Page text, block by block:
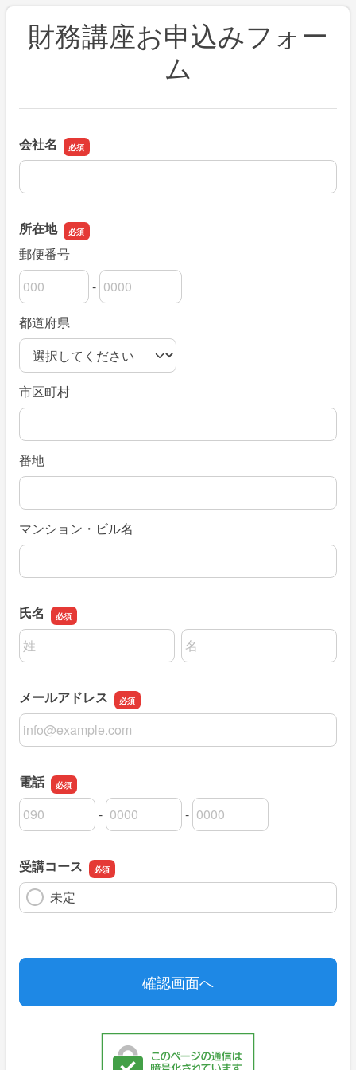
財務講座お申込みフォー
ム
会社名
会社名
所在地
郵便番号
郵便番号の上3桁
-
郵便番号の下4桁
都道府県
市区町村
番地
マンション・ビル名
氏名
名前の姓
名前の名
メールアドレス
メールアドレス
電話
電話の市外局番
-
電話の市内局番 -
電話の加入者番号
受講コース
未定